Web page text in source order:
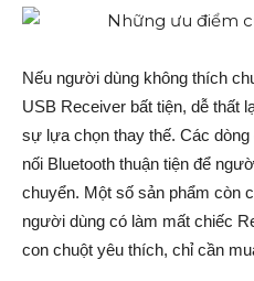
Nếu người dùng không thích
USB Receiver bất tiện, dễ thất
sự lựa chọn thay thế. Các
nối Bluetooth thuận tiện để
chuyển. Một số sản phẩm còn
người dùng có làm mất chiếc
con chuột yêu thích, chỉ cần